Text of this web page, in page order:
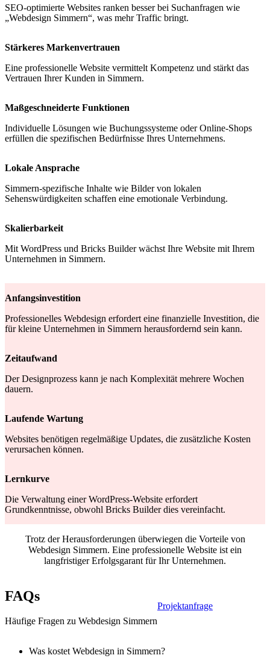
SEO-optimierte Websites ranken besser bei Suchanfragen wie
„Webdesign Simmern“, was mehr Traffic bringt.
Stärkeres Markenvertrauen
Eine professionelle Website vermittelt Kompetenz und stärkt das
Vertrauen Ihrer Kunden in Simmern.
Maßgeschneiderte Funktionen
Individuelle Lösungen wie Buchungssysteme oder Online-Shops
erfüllen die spezifischen Bedürfnisse Ihres Unternehmens.
Lokale Ansprache
Simmern-spezifische Inhalte wie Bilder von lokalen
Sehenswürdigkeiten schaffen eine emotionale Verbindung.
Skalierbarkeit
Mit WordPress und Bricks Builder wächst Ihre Website mit Ihrem
Unternehmen in Simmern.
Anfangsinvestition
Professionelles Webdesign erfordert eine finanzielle Investition, die
für kleine Unternehmen in Simmern herausfordernd sein kann.
Zeitaufwand
Der Designprozess kann je nach Komplexität mehrere Wochen
dauern.
Laufende Wartung
Websites benötigen regelmäßige Updates, die zusätzliche Kosten
verursachen können.
Lernkurve
Die Verwaltung einer WordPress-Website erfordert
Grundkenntnisse, obwohl Bricks Builder dies vereinfacht.
Trotz der Herausforderungen überwiegen die Vorteile von
Webdesign Simmern. Eine professionelle Website ist ein
langfristiger Erfolgsgarant für Ihr Unternehmen.
FAQs
Häufige Fragen zu Webdesign Simmern
Projektanfrage
Was kostet Webdesign in Simmern?